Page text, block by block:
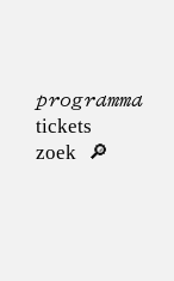
programma
tickets
zoek